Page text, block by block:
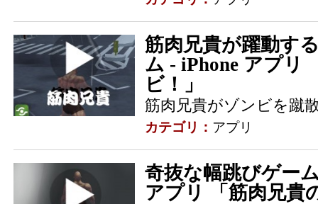
筋肉兄貴が躍動す
ム - iPhone アプリ
ビ！」
筋肉兄貴がゾンビを蹴
カテゴリ： アプリ
奇抜な幅跳びゲー
アプリ 「筋肉兄貴